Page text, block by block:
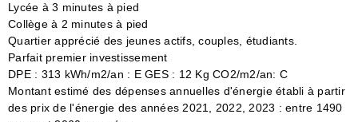
Lycée à 3 minutes à pied
Collège à 2 minutes à pied
Quartier apprécié des jeunes actifs, couples, étudiants.
Parfait premier investissement
DPE : 313 kWh/m2/an : E GES : 12 Kg CO2/m2/an: C
Montant estimé des dépenses annuelles d'énergie établi à partir
des prix de l'énergie des années 2021, 2022, 2023 : entre 1490